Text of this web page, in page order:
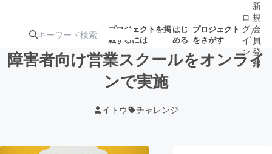
プロジェクトを掲
載するには
はじ
める
プロジェクト
をさがす
ジェクト
ロジェクト
ロ
グ
イ
ン
/
新
規
会
員
登
録
障害者向け営業スクールをオンライ
ンで実施
イトウ チャレンジ